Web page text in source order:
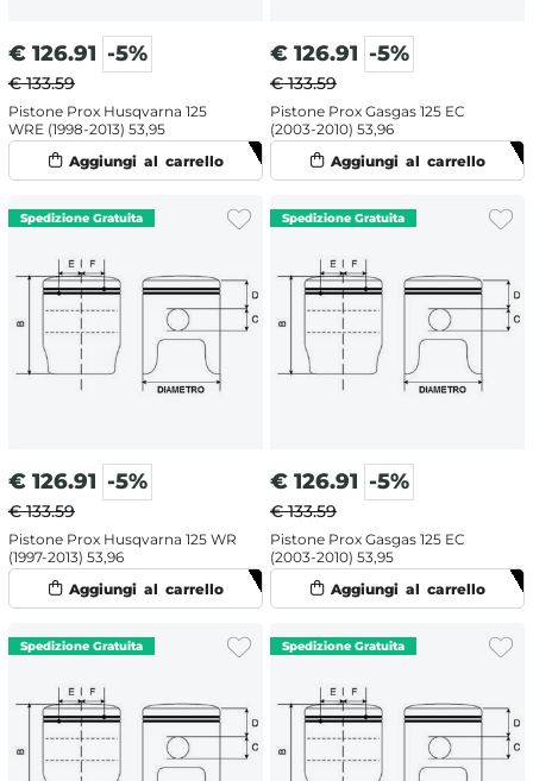
€ 126.91 -5%
€ 133.59
Pistone Prox Husqvarna 125
WRE (1998-2013) 53,95
€ 126.91 -5%
€ 133.59
Pistone Prox Gasgas 125 EC
(2003-2010) 53,96
€ 126.91 -5%
€ 133.59
Pistone Prox Husqvarna 125 WR
(1997-2013) 53,96
€ 126.91 -5%
€ 133.59
Pistone Prox Gasgas 125 EC
(2003-2010) 53,95